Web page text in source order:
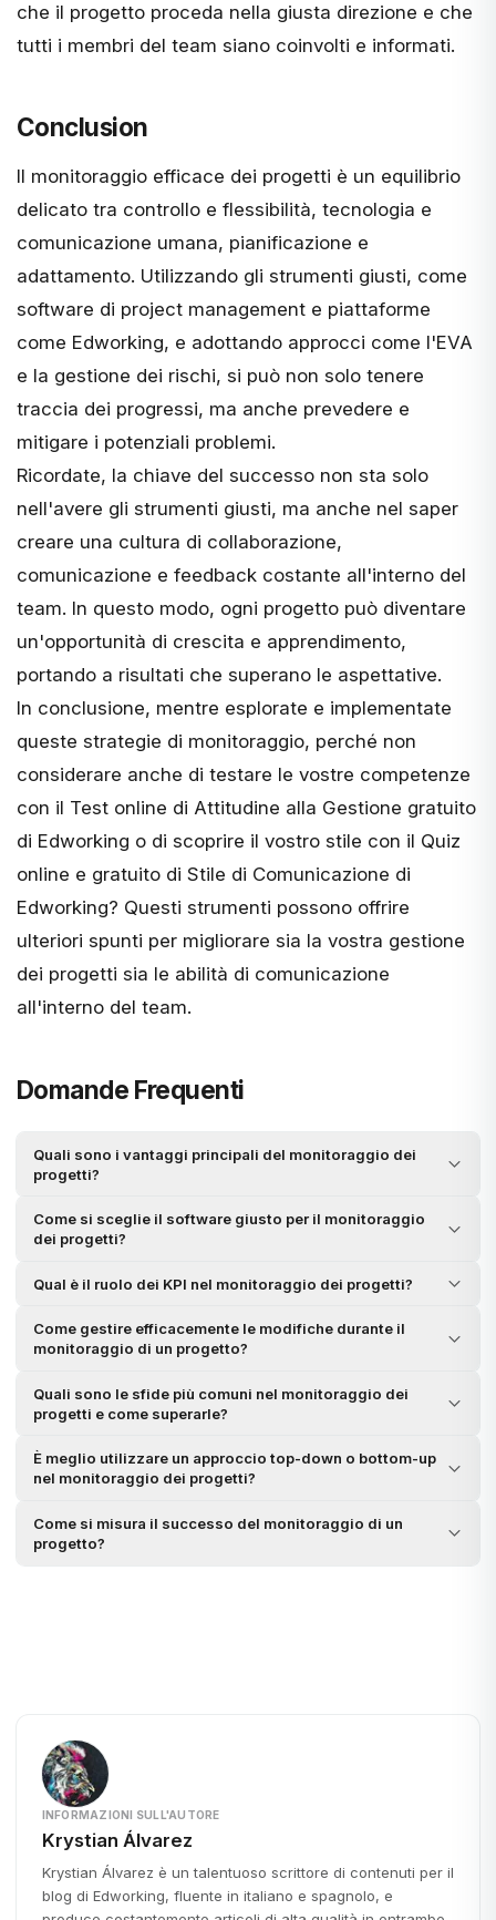
che il progetto proceda nella giusta direzione e che
tutti i membri del team siano coinvolti e informati.
Conclusion
Il monitoraggio efficace dei progetti è un equilibrio
delicato tra controllo e flessibilità, tecnologia e
comunicazione umana, pianificazione e
adattamento. Utilizzando gli strumenti giusti, come
software di project management e piattaforme
come Edworking, e adottando approcci come l'EVA
e la gestione dei rischi, si può non solo tenere
traccia dei progressi, ma anche prevedere e
mitigare i potenziali problemi.
Ricordate, la chiave del successo non sta solo
nell'avere gli strumenti giusti, ma anche nel saper
creare una cultura di collaborazione,
comunicazione e feedback costante all'interno del
team. In questo modo, ogni progetto può diventare
un'opportunità di crescita e apprendimento,
portando a risultati che superano le aspettative.
In conclusione, mentre esplorate e implementate
queste strategie di monitoraggio, perché non
considerare anche di testare le vostre competenze
con il Test online di Attitudine alla Gestione gratuito
di Edworking o di scoprire il vostro stile con il Quiz
online e gratuito di Stile di Comunicazione di
Edworking? Questi strumenti possono offrire
ulteriori spunti per migliorare sia la vostra gestione
dei progetti sia le abilità di comunicazione
all'interno del team.
Domande Frequenti
Quali sono i vantaggi principali del monitoraggio dei
progetti?
Come si sceglie il software giusto per il monitoraggio
dei progetti?
Qual è il ruolo dei KPI nel monitoraggio dei progetti?
Come gestire efficacemente le modifiche durante il
monitoraggio di un progetto?
Quali sono le sfide più comuni nel monitoraggio dei
progetti e come superarle?
È meglio utilizzare un approccio top-down o bottom-up
nel monitoraggio dei progetti?
Come si misura il successo del monitoraggio di un
progetto?
INFORMAZIONI SULL'AUTORE
Krystian Álvarez
Krystian Álvarez è un talentuoso scrittore di contenuti per il
blog di Edworking, fluente in italiano e spagnolo, e